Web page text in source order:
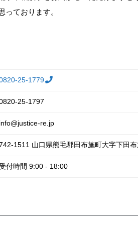
っております。
25-1779
25-1797
info@justice-re.jp
1511 山口県熊毛郡田布施町大字下田
付時間 9:00 - 18:00